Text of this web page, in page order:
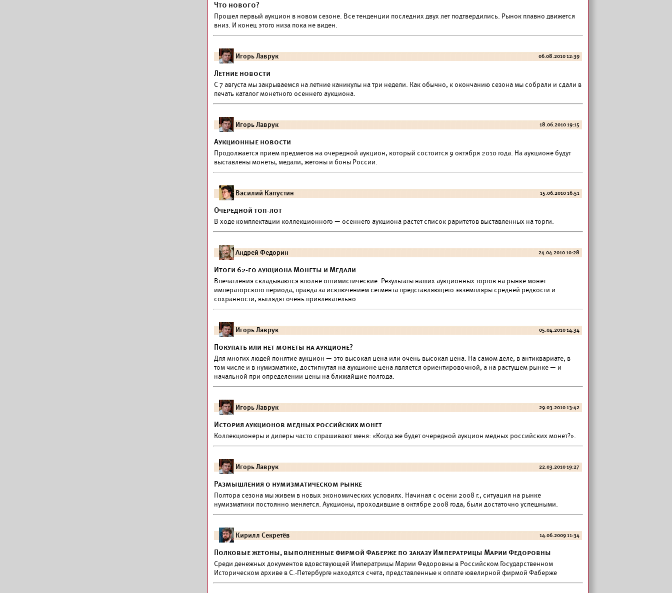
Что нового?
Прошел первый аукцион в новом сезоне. Все тенденции последних двух лет подтвердились. Рынок плавно движется
вниз. И конец этого низа пока не виден.
Игорь Лаврук 06.08.2010 12:39
Летние новости
С 7 августа мы закрываемся на летние каникулы на три недели. Как обычно, к окончанию сезона мы собрали и сдали в
печать каталог монетного осеннего аукциона.
Игорь Лаврук 18.06.2010 19:15
Аукционные новости
Продолжается прием предметов на очередной аукцион, который состоится 9 октября 2010 года. На аукционе будут
выставлены монеты, медали, жетоны и боны России.
Василий Капустин 15.06.2010 16:51
Очередной топ-лот
В ходе комплектации коллекционного — осеннего аукциона растет список раритетов выставленных на торги.
Андрей Федорин 24.04.2010 10:28
Итоги 62-го аукциона Монеты и Медали
Впечатления складываются вполне оптимистические. Результаты наших аукционных торгов на рынке монет
императорского периода, правда за исключением сегмента представляющего экземпляры средней редкости и
сохранности, выглядят очень привлекательно.
Игорь Лаврук 05.04.2010 14:34
Покупать или нет монеты на аукционе?
Для многих людей понятие аукцион — это высокая цена или очень высокая цена. На самом деле, в антиквариате, в
том числе и в нумизматике, достигнутая на аукционе цена является ориентировочной, а на растущем рынке — и
начальной при определении цены на ближайшие полгода.
Игорь Лаврук 29.03.2010 13:42
История аукционов медных российских монет
Коллекционеры и дилеры часто спрашивают меня: «Когда же будет очередной аукцион медных российских монет?».
Игорь Лаврук 22.03.2010 19:27
Размышления о нумизматическом рынке
Полтора сезона мы живем в новых экономических условиях. Начиная с осени 2008 г., ситуация на рынке
нумизматики постоянно меняется. Аукционы, проходившие в октябре 2008 года, были достаточно успешными.
Кирилл Секретёв 14.06.2009 11:34
Полковые жетоны, выполненные фирмой Фаберже по заказу Императрицы Марии Федоровны
Среди денежных документов вдовствующей Императрицы Марии Федоровны в Российском Государственном
Историческом архиве в С.-Петербурге находятся счета, представленные к оплате ювелирной фирмой Фаберже